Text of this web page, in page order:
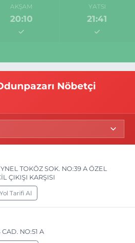
AKŞAM
20:10
YATSI
21:41
Nöbetçi
TOKÖZ SOK. NO:39 A ÖZEL
ÇIKIŞI KARŞISI
Yol Tarifi Al
NO:51 A